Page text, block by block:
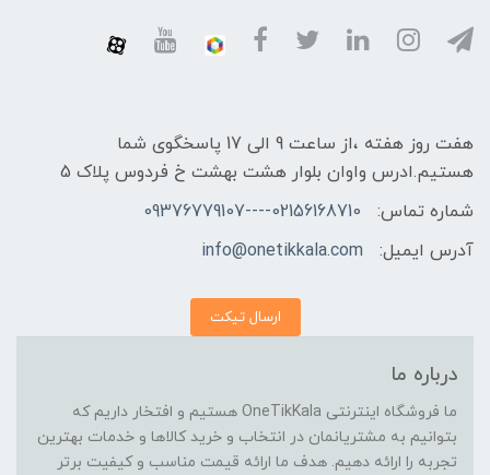
هفت روز هفته ،از ساعت 9 الی 17 پاسخگوی شما
هستیم.ادرس واوان بلوار هشت بهشت خ فردوس پلاک 5
شماره تماس:
02156168710----09376779107
آدرس ایمیل:
info@onetikkala.com
ارسال تیکت
درباره ما
ما فروشگاه اینترنتی OneTikKala هستیم و افتخار داریم که
بتوانیم به مشتریانمان در انتخاب و خرید کالاها و خدمات بهترین
تجربه را ارائه دهیم. هدف ما ارائه قیمت مناسب و کیفیت برتر